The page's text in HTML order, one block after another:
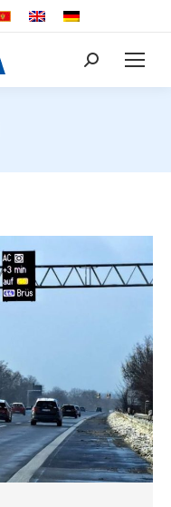
Search: